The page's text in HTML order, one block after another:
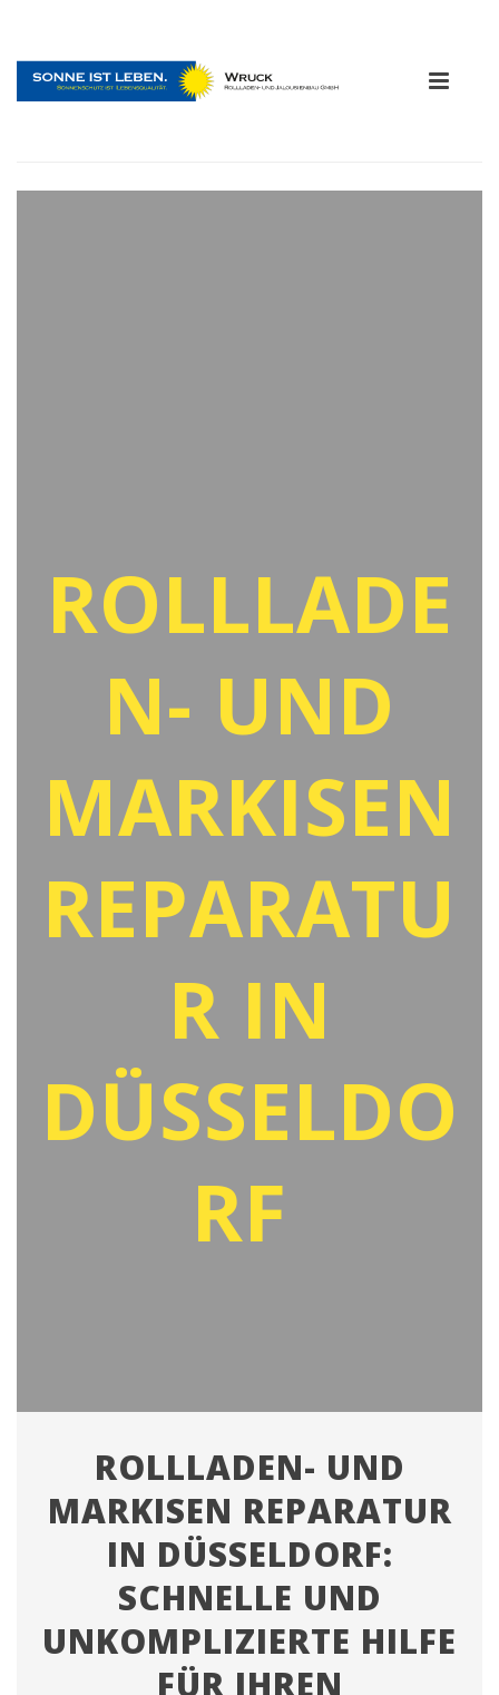
ROLLLADE
N- UND
MARKISEN
REPARATU
R IN
DÜSSELDO
RF
ROLLLADEN- UND
MARKISEN REPARATUR
IN DÜSSELDORF:
SCHNELLE UND
UNKOMPLIZIERTE HILFE
FÜR IHREN